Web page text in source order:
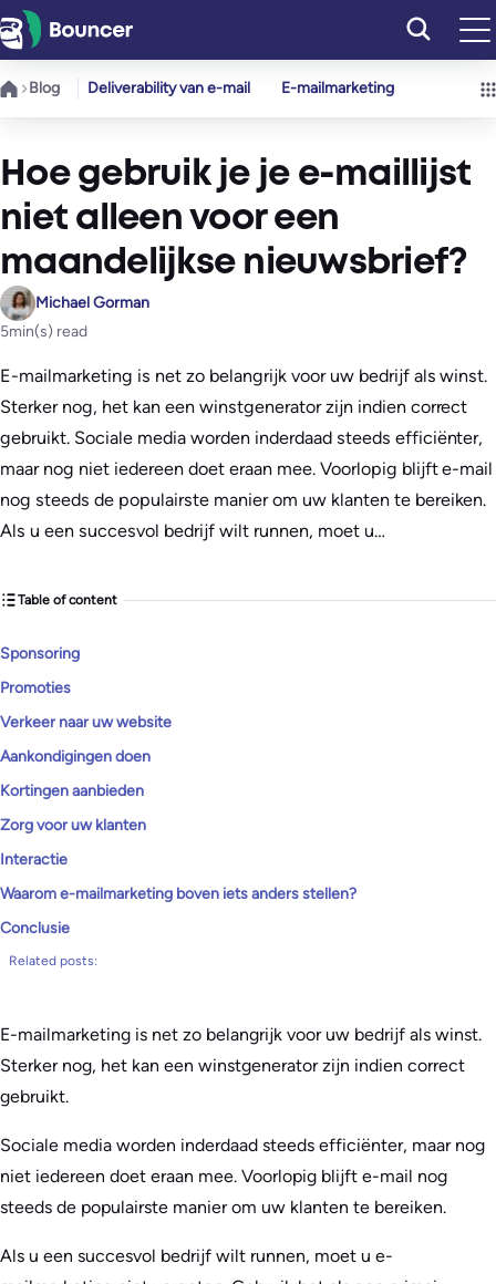
Ga
naar
de
Blog Deliverability van e-mail E-mailmarketing
Hoe gebruik je je e-maillijst
niet alleen voor een
maandelijkse nieuwsbrief?
Michael Gorman
5min(s) read
E-mailmarketing is net zo belangrijk voor uw bedrijf als winst.
Sterker nog, het kan een winstgenerator zijn indien correct
gebruikt. Sociale media worden inderdaad steeds efficiënter,
maar nog niet iedereen doet eraan mee. Voorlopig blijft e-mail
nog steeds de populairste manier om uw klanten te bereiken.
Als u een succesvol bedrijf wilt runnen, moet u…
Table of content
Sponsoring
Promoties
Verkeer naar uw website
Aankondigingen doen
Kortingen aanbieden
Zorg voor uw klanten
Interactie
Waarom e-mailmarketing boven iets anders stellen?
Conclusie
Related posts:
E-mailmarketing is net zo belangrijk voor uw bedrijf als winst.
Sterker nog, het kan een winstgenerator zijn indien correct
gebruikt.
Sociale media worden inderdaad steeds efficiënter, maar nog
niet iedereen doet eraan mee. Voorlopig blijft e-mail nog
steeds de populairste manier om uw klanten te bereiken.
Als u een succesvol bedrijf wilt runnen, moet u e-